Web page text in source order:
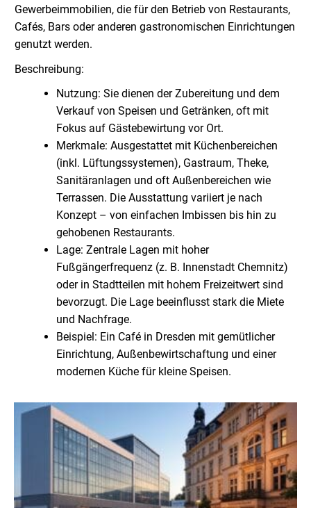
Gewerbeimmobilien, die für den Betrieb von Restaurants,
Cafés, Bars oder anderen gastronomischen Einrichtungen
genutzt werden.
Beschreibung:
Nutzung: Sie dienen der Zubereitung und dem
Verkauf von Speisen und Getränken, oft mit
Fokus auf Gästebewirtung vor Ort.
Merkmale: Ausgestattet mit Küchenbereichen
(inkl. Lüftungssystemen), Gastraum, Theke,
Sanitäranlagen und oft Außenbereichen wie
Terrassen. Die Ausstattung variiert je nach
Konzept – von einfachen Imbissen bis hin zu
gehobenen Restaurants.
Lage: Zentrale Lagen mit hoher
Fußgängerfrequenz (z. B. Innenstadt Chemnitz)
oder in Stadtteilen mit hohem Freizeitwert sind
bevorzugt. Die Lage beeinflusst stark die Miete
und Nachfrage.
Beispiel: Ein Café in Dresden mit gemütlicher
Einrichtung, Außenbewirtschaftung und einer
modernen Küche für kleine Speisen.